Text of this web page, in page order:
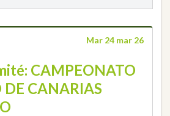
Mar 24 mar 26
CAMPEONATO
CANARIAS